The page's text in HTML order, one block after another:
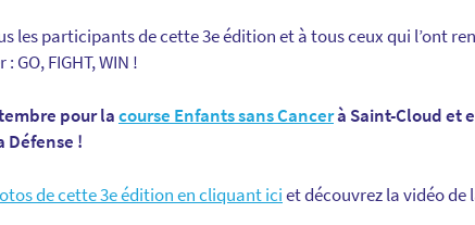
les participants de cette 3e édition et à tous ceux qui l’ont
GO, FIGHT, WIN !
pour lacourse Enfants sans Cancerà Saint-Cloud et
Défense !
de cette 3e édition en cliquant iciet découvrez la vidéo de